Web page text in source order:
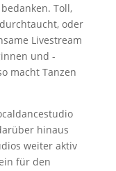
Toll,
oder
Livestream
und -
macht Tanzen
hinaus
weiter aktiv
für den